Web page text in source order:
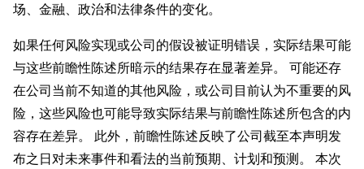
场、金融、政治和法律条件的变化。
如果任何风险实现或公司的假设被证明错误，实际结果可能
与这些前瞻性陈述所暗示的结果存在显著差异。 可能还存
在公司当前不知道的其他风险，或公司目前认为不重要的风
险，这些风险也可能导致实际结果与前瞻性陈述所包含的内
容存在差异。 此外，前瞻性陈述反映了公司截至本声明发
布之日对未来事件和看法的当前预期、计划和预测。 本次